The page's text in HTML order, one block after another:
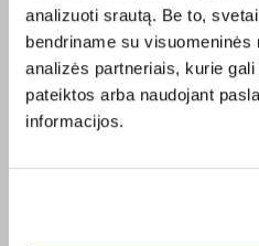
analizuoti srautą. Be to,
bendriname su
analizės partneriais, kurie
pateiktos arba naudojant
informacijos.
Pirkėjų
Diana A.
Patvirtintas pirkėjas